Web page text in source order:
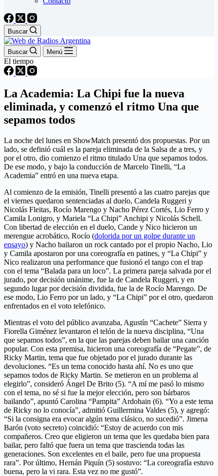
Buscar
Buscar Menú
El tiempo
La Academia: La Chipi fue la nueva
eliminada, y comenzó el ritmo Una que
sepamos todos
La noche del lunes en ShowMatch presentó dos propuestas. Por un
lado, se definió cuál es la pareja eliminada de la Salsa de a tres, y
por el otro, dio comienzo el ritmo titulado Una que sepamos todos.
De ese modo, y bajo la conducción de Marcelo Tinelli, “La
Academia” entró en una nueva etapa.
Al comienzo de la emisión, Tinelli presentó a las cuatro parejas que
el viernes quedaron sentenciadas al duelo, Candela Ruggeri y
Nicolás Fleitas, Rocío Marengo y Nacho Pérez Cortés, Lio Ferro y
Camila Lonigro, y Mariela “La Chipi” Anchipi y Nicolás Schell.
Con libertad de elección en el duelo, Cande y Nico hicieron un
merengue acrobático, Rocío (dolorida por un golpe durante un
ensayo) y Nacho bailaron un rock cantado por el propio Nacho, Lio
y Camila apostaron por una coreografía en patines, y “La Chipi” y
Nico realizaron una performance que fusionó el tango con el trap
con el tema “Balada para un loco”. La primera pareja salvada por el
jurado, por decisión unánime, fue la de Candela Ruggeri, y en
segundo lugar por decisión dividida, fue la de Rocío Marengo. De
ese modo, Lio Ferro por un lado, y “La Chipi” por el otro, quedaron
enfrentados en el voto telefónico.
Mientras el voto del público avanzaba, Agustín “Cachete” Sierra y
Fiorella Giménez levantaron el telón de la nueva disciplina, “Una
que sepamos todos”, en la que las parejas deben bailar una canción
popular. Con esta premisa, hicieron una coreografía de “Pegate”, de
Ricky Martin, tema que fue objetado por el jurado durante las
devoluciones. “Es un tema conocido hasta ahí. No es uno que
sepamos todos de Ricky Martin. Se metieron en un problema al
elegirlo”, consideró Ángel De Brito (5). “A mí me pasó lo mismo
con el tema, no sé si fue la mejor elección, pero son bárbaros
bailando”, apuntó Carolina “Pampita” Ardohain (6). “Yo a este tema
de Ricky no lo conocía”, admitió Guillermina Valdes (5), y agregó:
“Si la consigna era evocar algún tema clásico, no sucedió”. Jimena
Barón (voto secreto) coincidió: “Estoy de acuerdo con mis
compañeros. Creo que eligieron un tema que les quedaba bien para
bailar, pero faltó que fuera un tema que trascienda todas las
generaciones. Son excelentes en el baile, pero fue una propuesta
rara”. Por último, Hernán Piquín (5) sostuvo: “La coreografía estuvo
buena, pero la vi rara. Esta vez no me gustó”.